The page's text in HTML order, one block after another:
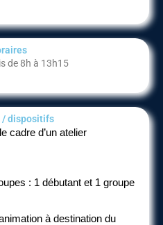
de 8h à 13h15
/ dispositifs​
cadre d’un atelier
: 1 débutant et 1 groupe
à destination du